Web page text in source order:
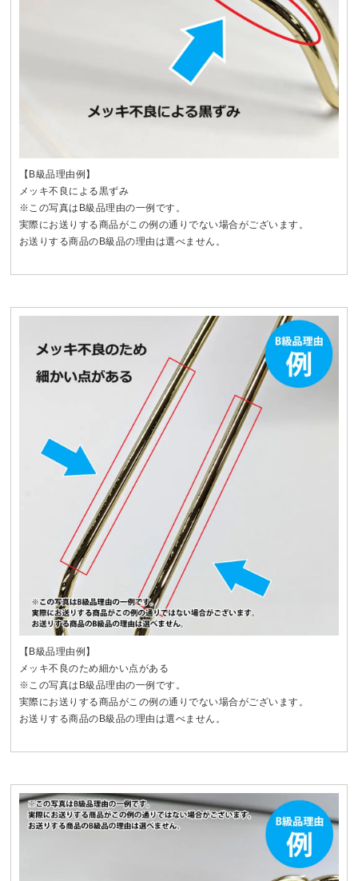
【B級品理由例】
メッキ不良による黒ずみ
※この写真はB級品理由の一例です。
実際にお送りする商品がこの例の通りでない場合がございます。
お送りする商品のB級品の理由は選べません。
【B級品理由例】
メッキ不良のため細かい点がある
※この写真はB級品理由の一例です。
実際にお送りする商品がこの例の通りでない場合がございます。
お送りする商品のB級品の理由は選べません。